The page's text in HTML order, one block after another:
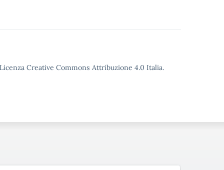
Creative Commons Attribuzione 4.0 Italia.